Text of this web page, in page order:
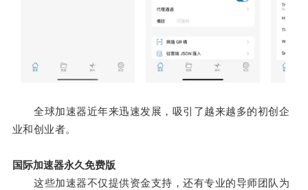
全球加速器近年来迅速发展，吸引了越来越多的初创企
业和创业者。
国际加速器永久免费版
这些加速器不仅提供资金支持，还有专业的导师团队为